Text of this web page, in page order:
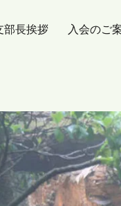
部長挨拶 入会のご